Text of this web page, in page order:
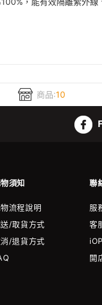
商品:10
須知 聯
流程說明
/取貨方式
/退貨方式
服
客
開